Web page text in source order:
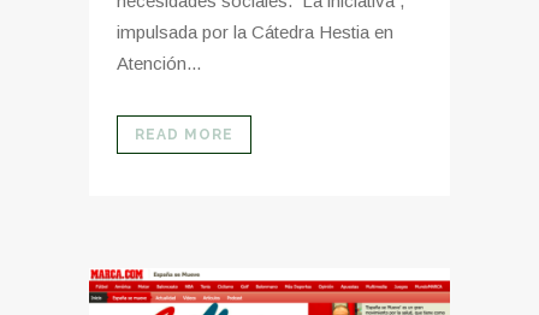
impulsada por la Cátedra Hestia en
Atención...
READ MORE